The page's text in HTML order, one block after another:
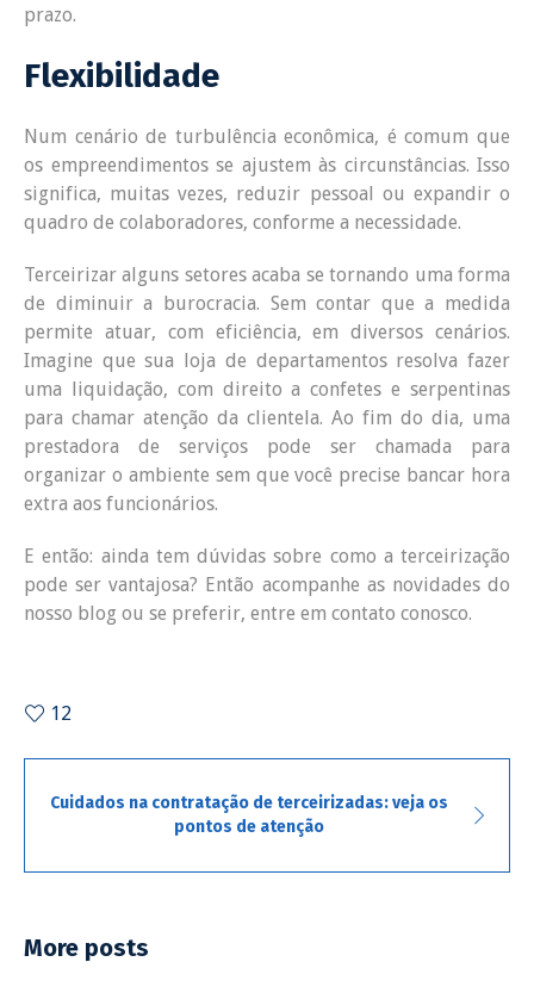
prazo.
Flexibilidade
Num cenário de turbulência econômica, é comum que
os empreendimentos se ajustem às circunstâncias. Isso
significa, muitas vezes, reduzir pessoal ou expandir o
quadro de colaboradores, conforme a necessidade.
Terceirizar alguns setores acaba se tornando uma forma
de diminuir a burocracia. Sem contar que a medida
permite atuar, com eficiência, em diversos cenários.
Imagine que sua loja de departamentos resolva fazer
uma liquidação, com direito a confetes e serpentinas
para chamar atenção da clientela. Ao fim do dia, uma
prestadora de serviços pode ser chamada para
organizar o ambiente sem que você precise bancar hora
extra aos funcionários.
E então: ainda tem dúvidas sobre como a terceirização
pode ser vantajosa? Então acompanhe as novidades do
nosso blog ou se preferir, entre em contato conosco.
12
Cuidados na contratação de terceirizadas: veja os
pontos de atenção
More posts